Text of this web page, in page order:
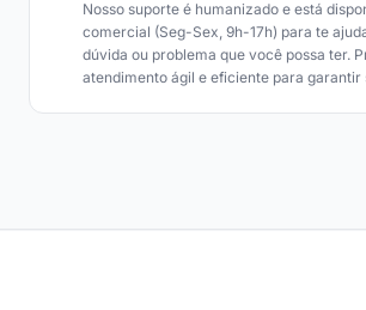
Nosso suporte é humanizado e está
comercial (Seg-Sex, 9h-17h) para te
dúvida ou problema que você possa ter.
atendimento ágil e eficiente para garantir